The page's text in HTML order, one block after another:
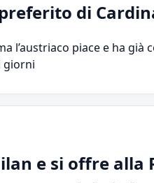
di
l’austriaco piace e ha già
giorni
e si offre alla